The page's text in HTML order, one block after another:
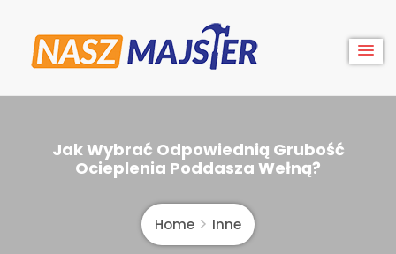
content
Nasz
Majster
Jak Wybrać Odpowiednią Grubość
Ocieplenia Poddasza Wełną?
Home Inne